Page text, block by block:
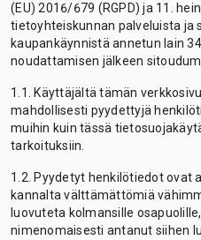
(EU) 2016/679 (RGPD) ja 11.
tietoyhteiskunnan palveluista ja
kaupankäynnistä annetun lain
noudattamisen jälkeen
1.1. Käyttäjältä tämän
mahdollisesti pyydettyjä
muihin kuin tässä
tarkoituksiin.
1.2. Pyydetyt henkilötiedot ovat
kannalta välttämättömiä
luovuteta kolmansille
nimenomaisesti antanut siihen